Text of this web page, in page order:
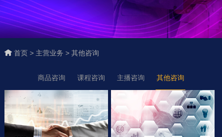
首页 > 主营业务 > 其他咨询
商品咨询 课程咨询 主播咨询 其他咨询